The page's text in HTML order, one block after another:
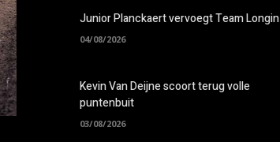
Junior Planckaert vervoegt Team Longin
04/08/2026
Kevin Van Deijne scoort terug volle
puntenbuit
03/08/2026